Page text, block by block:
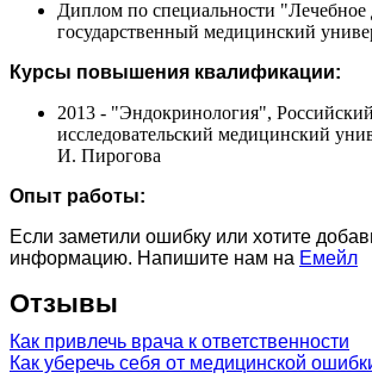
Диплом по специальности "Лечебное
государственный медицинский
Курсы повышения квалификации:
2013 - "Эндокринология",
исследовательский медицинский
И. Пирогова
Опыт работы:
Если заметили ошибку или хотите
информацию. Напишите нам на Емейл
Отзывы
Как привлечь врача к ответственности
Как уберечь себя от медицинской